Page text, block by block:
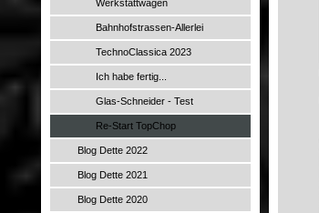
Werkstattwagen
Bahnhofstrassen-Allerlei
TechnoClassica 2023
Ich habe fertig...
Glas-Schneider - Test
Re-Start TopChop
Blog Dette 2022
Blog Dette 2021
Blog Dette 2020